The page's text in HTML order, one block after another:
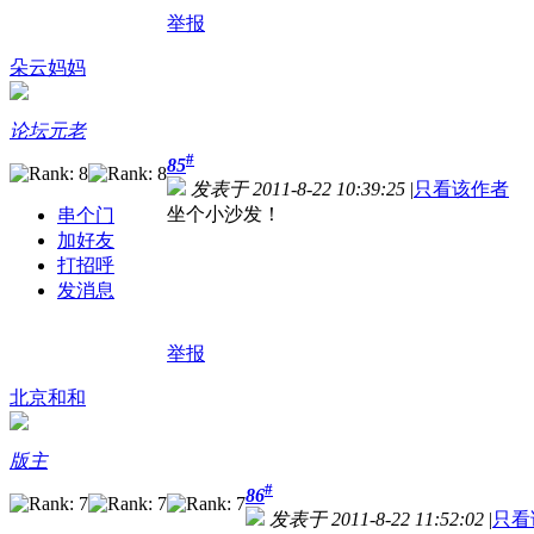
举报
朵云妈妈
论坛元老
串个门
加好友
打招呼
发消息
85#
发表于 2011-8-22 10:39:25 |只看该作者
坐个小沙发！
举报
北京和和
版主
86#
发表于 2011-8-22 11:52:02 |只